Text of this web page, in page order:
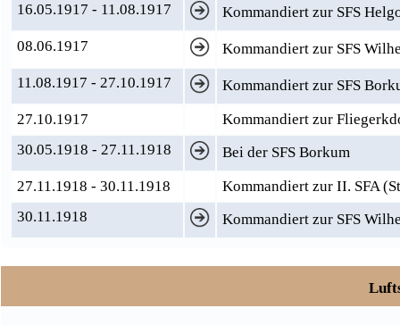
16.05.1917 - 11.08.1917
Kommandiert zur SFS
08.06.1917
Kommandiert zur SFS
11.08.1917 - 27.10.1917
Kommandiert zur SFS
27.10.1917
Kommandiert zur
30.05.1918 - 27.11.1918
Bei der SFS Borkum
27.11.1918 - 30.11.1918
Kommandiert zur II. SFA
30.11.1918
Kommandiert zur SFS